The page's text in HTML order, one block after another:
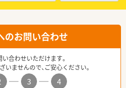
のお問い合わせ
合わせいただけます。
いませんので、ご安心ください。
3
4